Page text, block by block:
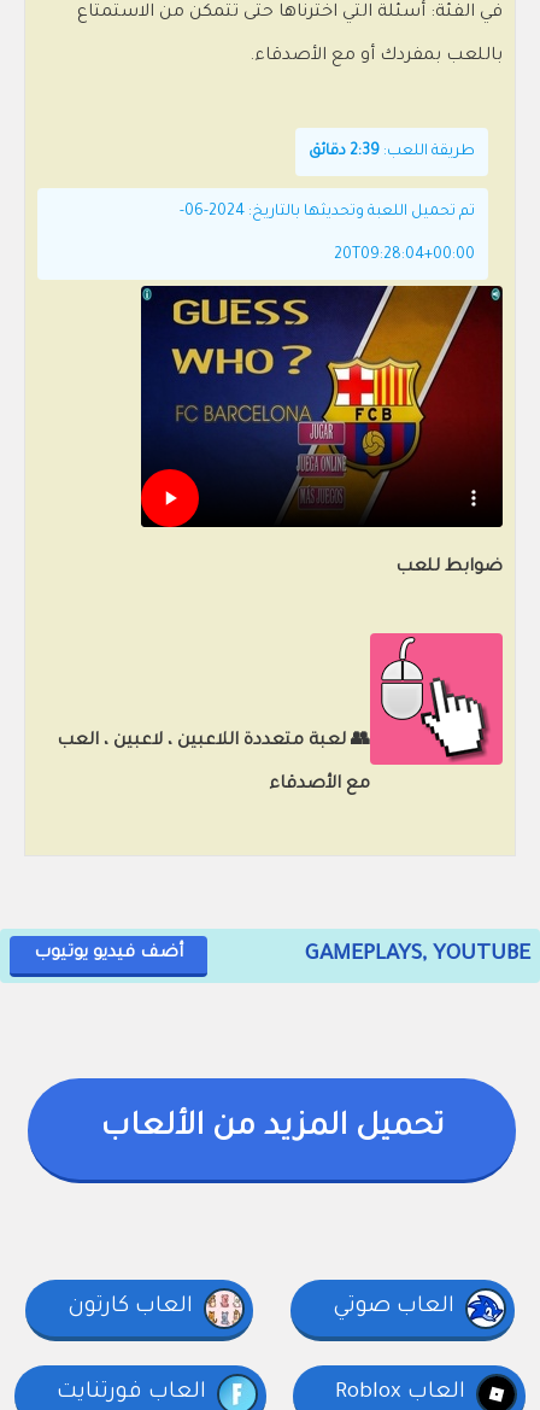
في الفئة: أسئلة التي اخترناها حتى تتمكن من الاستمتاع
باللعب بمفردك أو مع الأصدقاء.
طريقة اللعب: 2:39 دقائق
تم تحميل اللعبة وتحديثها بالتاريخ: 2024-06-
20T09:28:04+00:00
ضوابط للعب
👥 لعبة متعددة اللاعبين ، لاعبين ، العب
مع الأصدقاء
GAMEPLAYS, YOUTUBE أضف فيديو يوتيوب
تحميل المزيد من الألعاب
العاب صوتي العاب كارتون
العاب Roblox العاب فورتنايت